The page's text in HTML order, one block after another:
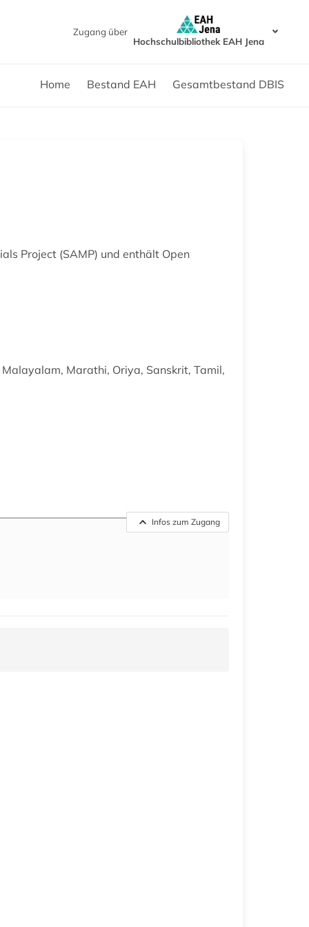
Zugang über
Hochschulbibliothek EAH Jena
Home Bestand EAH Gesamtbestand DBIS
Project (SAMP) und enthält Open
Marathi, Oriya, Sanskrit, Tamil,
Infos zum Zugang